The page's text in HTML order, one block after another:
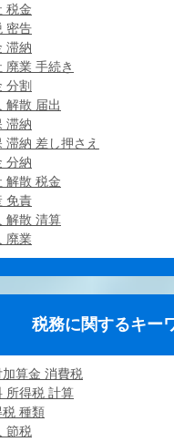
税金
密告
滞納
廃業 手続き
分割
解散 届出
滞納
滞納 差し押さえ
分納
解散 税金
免責
解散 清算
廃業
税務に関するキー
算金 消費税
所得税 計算
税 種類
節税